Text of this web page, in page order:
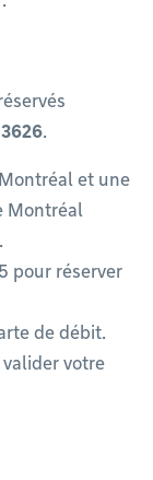
.
et une
Montréal
pour réserver
de débit.
votre